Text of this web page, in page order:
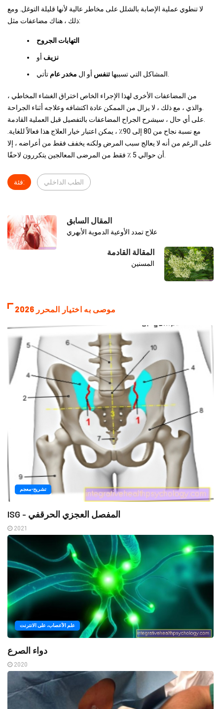
لا تنطوي عملية الإصابة بالشلل على مخاطر عالية لأنها قليلة التوغل. ومع
ذلك ، هناك مضاعفات مثل:
التهابات الجروح
نزيف أو
المشاكل التي تسببها تنفس أو ال مخدر عام
من المضاعفات الأخرى لهذا الإجراء الخاص اختراق الغشاء المخاطي ،
مع نسبة نجاح من 80 إلى 90٪ ، يمكن اعتبار خيار العلاج هذا فعالاً للغاية.
على الرغم من أنه لا يعالج سبب المرض ولكنه يخفف فقط من أعراضه ، إلا
فئة: الطب الداخلي
المقال السابق
علاج تمدد الأوعية الدموية الأبهري
المقالة القادمة
المسنين
موصى به اختيار المحرر 2026
تشريح-معجم
ISG - المفصل العجزي الحرقفي
2021
علم الأعصاب، على الانترنت
دواء الصرع
2020